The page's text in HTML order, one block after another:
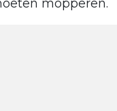
mopperen.